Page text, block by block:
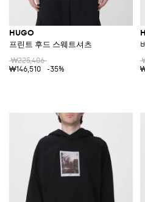
HUGO
프린트 후드 스웨트셔츠
₩225,406
₩146,510
-35%